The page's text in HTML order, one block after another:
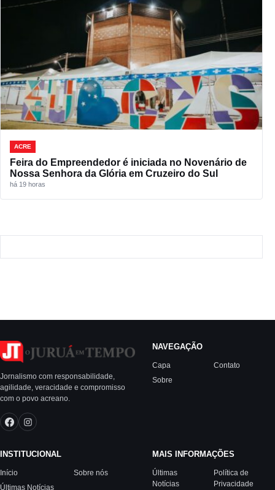
ACRE
Feira do Empreendedor é iniciada no Novenário de
Nossa Senhora da Glória em Cruzeiro do Sul
há 19 horas
Jornalismo com responsabilidade,
agilidade, veracidade e compromisso
com o povo acreano.
NAVEGAÇÃO
Capa
Sobre
Contato
INSTITUCIONAL
Início
Últimas Notícias
Sobre nós
MAIS INFORMAÇÕES
Últimas
Notícias
Política de
Privacidade